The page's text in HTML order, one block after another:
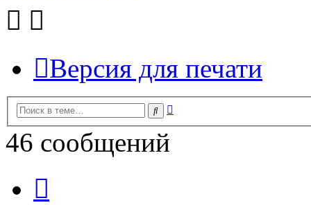
Версия для печати
Поиск
46 сообщений